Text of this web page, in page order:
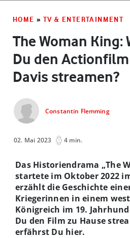
HOME » TV & ENTERTAINMENT
The Woman King:
Du den
Davis streamen?
Constantin Flemming
02. Mai 2023 4 min.
Das Historiendrama „The
startete im Oktober 2022
erzählt die Geschichte
Kriegerinnen in einem
Königreich im 19.
Du den Film zu Hause
erfährst Du hier.